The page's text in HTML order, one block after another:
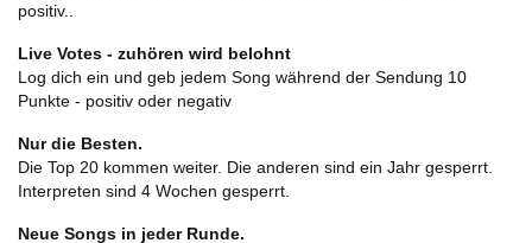
positiv..
Live Votes - zuhören wird belohnt
Log dich ein und geb jedem Song während der Sendung 10
Punkte - positiv oder negativ
Nur die Besten.
Die Top 20 kommen weiter. Die anderen sind ein Jahr gesperrt.
Interpreten sind 4 Wochen gesperrt.
Neue Songs in jeder Runde.